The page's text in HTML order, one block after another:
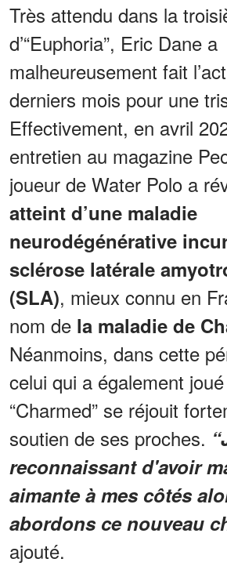
Très attendu dans la
d’“Euphoria”, Eric Dane a
malheureusement fait
derniers mois pour une
Effectivement, en avril
entretien au magazine
joueur de Water Polo a
atteint d’une maladie
neurodégénérative
sclérose latérale
(SLA), mieux connu en
nom de la maladie de
Néanmoins, dans cette
celui qui a également
“Charmed” se réjouit
soutien de ses proches.
reconnaissant d'avoir
aimante à mes côtés
abordons ce nouveau
ajouté.